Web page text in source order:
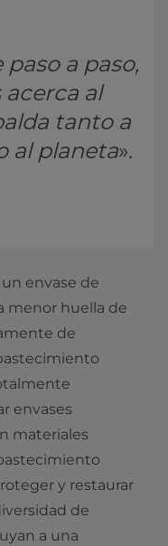
a paso,
acerca al
tanto a
al planeta».
envase de
menor huella de
de
envases
materiales
y restaurar
de
a una